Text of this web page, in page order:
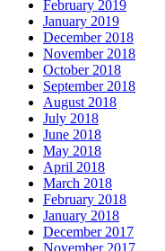
February 2019
January 2019
December 2018
November 2018
October 2018
September 2018
August 2018
July 2018
June 2018
May 2018
April 2018
March 2018
February 2018
January 2018
December 2017